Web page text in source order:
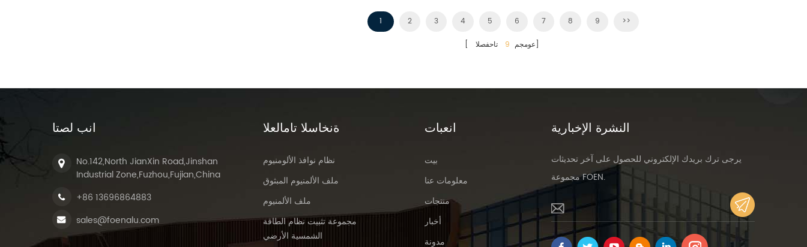
1 2 3 4 5 6 7 8 9 >>
[ عومجم 9
انب لصتا
No.142,North JianXin Road,Jinshan
Industrial Zone,Fuzhou,Fujian,China
+86 13696864883
sales@foenalu.com
ةنخاسلا تامالعلا
نظام نوافذ الألومنيوم
ملف الألمنيوم المبثوق
ملف الألمنيوم
مجموعة تثبيت نظام الطاقة
الشمسية الأرضي
انعبات
بيت
معلومات عنا
منتجات
أخبار
مدونة
النشرة الإخبارية
يرجى ترك بريدك الإلكتروني للحصول على آخر تحديثات
مجموعة FOEN.